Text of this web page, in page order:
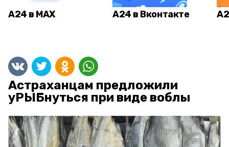
А24 в MAX А24 в Вконтакте
Астраханцам предложили
уРЫБнуться при виде воблы